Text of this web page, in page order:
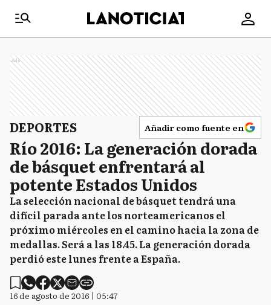
Ads
DEPORTES Añadir como fuente en
Río 2016: La generación dorada
de básquet enfrentará al
potente Estados Unidos
La selección nacional de básquet tendrá una
difícil parada ante los norteamericanos el
próximo miércoles en el camino hacia la zona de
medallas. Será a las 18.45. La generación dorada
perdió este lunes frente a España.
16 de agosto de 2016 | 05:47